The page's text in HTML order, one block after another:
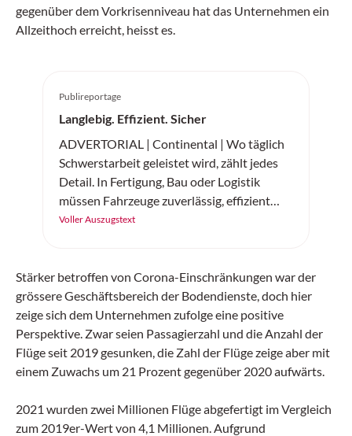
gegenüber dem Vorkrisenniveau hat das Unternehmen ein
Allzeithoch erreicht, heisst es.
Publireportage
Langlebig. Effizient. Sicher
ADVERTORIAL | Continental | Wo täglich
Schwerstarbeit geleistet wird, zählt jedes
Detail. In Fertigung, Bau oder Logistik
müssen Fahrzeuge zuverlässig, effizient
und sicher arbeiten. Der «SC20+» von
Höchstleistung auf jedem Untergrund.
Voller Auszugstext
Stärker betroffen von Corona-Einschränkungen war der
grössere Geschäftsbereich der Bodendienste, doch hier
zeige sich dem Unternehmen zufolge eine positive
Perspektive. Zwar seien Passagierzahl und die Anzahl der
Flüge seit 2019 gesunken, die Zahl der Flüge zeige aber mit
einem Zuwachs um 21 Prozent gegenüber 2020 aufwärts.
2021 wurden zwei Millionen Flüge abgefertigt im Vergleich
zum 2019er-Wert von 4,1 Millionen. Aufgrund